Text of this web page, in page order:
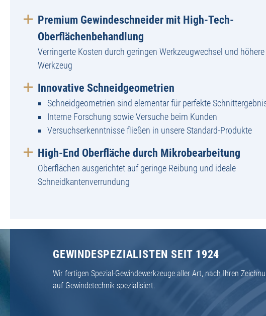
Premium Gewindeschneider mit High-Tech-
Oberflächenbehandlung
Verringerte Kosten durch geringen Werkzeugwechsel und
Werkzeug
Innovative Schneidgeometrien
Schneidgeometrien sind elementar für perfekte
Interne Forschung sowie Versuche beim Kunden
Versuchserkenntnisse fließen in unsere Standard-Produkte
High-End Oberfläche durch Mikrobearbeitung
Oberflächen ausgerichtet auf geringe Reibung und ideale
Schneidkantenverrundung
GEWINDESPEZIALISTEN SEIT 1924
Wir fertigen Spezial-Gewindewerkzeuge aller Art, nach Ihren
auf Gewindetechnik spezialisiert.